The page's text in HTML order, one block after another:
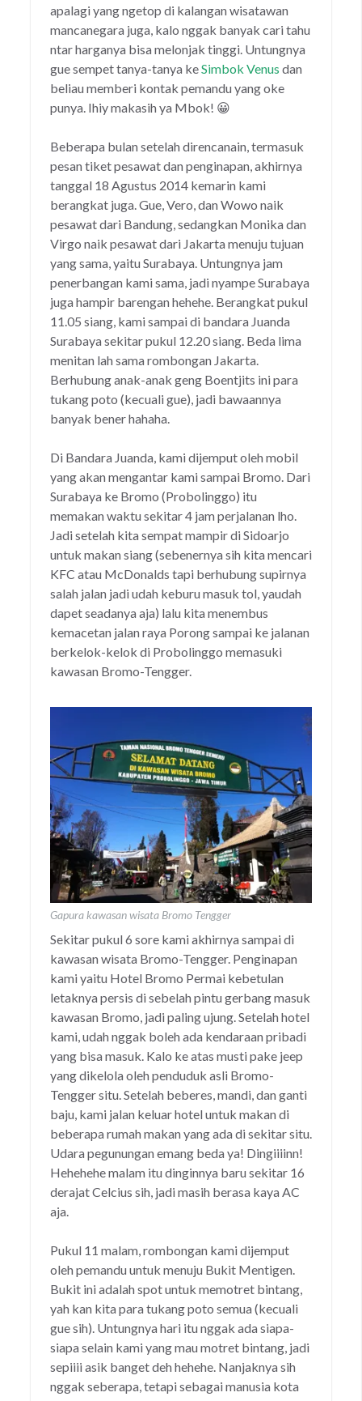
apalagi yang ngetop di kalangan wisatawan
mancanegara juga, kalo nggak banyak cari tahu
ntar harganya bisa melonjak tinggi. Untungnya
gue sempet tanya-tanya keSimbok Venus dan
beliau memberi kontak pemandu yang oke
punya. Ihiy makasih ya Mbok! 😀
Beberapa bulan setelah direncanain, termasuk
pesan tiket pesawat dan penginapan, akhirnya
tanggal 18 Agustus 2014 kemarin kami
berangkat juga. Gue, Vero, dan Wowo naik
pesawat dari Bandung, sedangkan Monika dan
Virgo naik pesawat dari Jakarta menuju tujuan
yang sama, yaitu Surabaya. Untungnya jam
penerbangan kami sama, jadi nyampe Surabaya
juga hampir barengan hehehe. Berangkat pukul
11.05 siang, kami sampai di bandara Juanda
Surabaya sekitar pukul 12.20 siang. Beda lima
menitan lah sama rombongan Jakarta.
Berhubung anak-anak geng Boentjits ini para
tukang poto (kecuali gue), jadi bawaannya
banyak bener hahaha.
Di Bandara Juanda, kami dijemput oleh mobil
yang akan mengantar kami sampai Bromo. Dari
Surabaya ke Bromo (Probolinggo) itu
memakan waktu sekitar 4 jam perjalanan lho.
Jadi setelah kita sempat mampir di Sidoarjo
untuk makan siang (sebenernya sih kita mencari
KFC atau McDonalds tapi berhubung supirnya
salah jalan jadi udah keburu masuk tol, yaudah
dapet seadanya aja) lalu kita menembus
kemacetan jalan raya Porong sampai ke jalanan
berkelok-kelok di Probolinggo memasuki
kawasan Bromo-Tengger.
Gapura kawasan wisata Bromo Tengger
Sekitar pukul 6 sore kami akhirnya sampai di
kawasan wisata Bromo-Tengger. Penginapan
kami yaitu Hotel Bromo Permai kebetulan
letaknya persis di sebelah pintu gerbang masuk
kawasan Bromo, jadi paling ujung. Setelah hotel
kami, udah nggak boleh ada kendaraan pribadi
yang bisa masuk. Kalo ke atas musti pake jeep
yang dikelola oleh penduduk asli Bromo-
Tengger situ. Setelah beberes, mandi, dan ganti
baju, kami jalan keluar hotel untuk makan di
beberapa rumah makan yang ada di sekitar situ.
Udara pegunungan emang beda ya! Dingiiiinn!
Hehehehe malam itu dinginnya baru sekitar 16
derajat Celcius sih, jadi masih berasa kaya AC
aja.
Pukul 11 malam, rombongan kami dijemput
oleh pemandu untuk menuju Bukit Mentigen.
Bukit ini adalah spot untuk memotret bintang,
yah kan kita para tukang poto semua (kecuali
gue sih). Untungnya hari itu nggak ada siapa-
siapa selain kami yang mau motret bintang, jadi
sepiiii asik banget deh hehehe. Nanjaknya sih
nggak seberapa, tetapi sebagai manusia kota